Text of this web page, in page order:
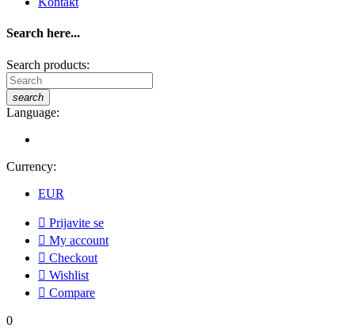
Search here...
Search products:
search
Language:
Currency:
EUR
 Prijavite se
 My account
 Checkout
 Wishlist
 Compare
0